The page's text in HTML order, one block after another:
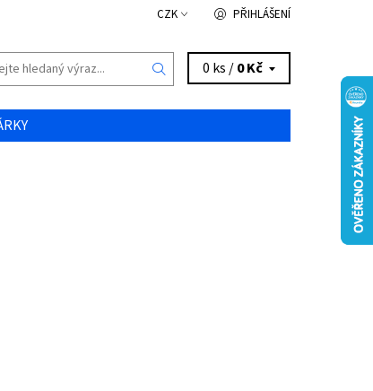
CZK PŘIHLÁŠENÍ
0 ks /0 Kč